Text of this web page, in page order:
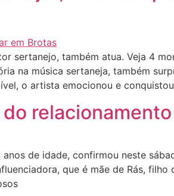
sertanejo, também atua. Veja 4
na música sertaneja, também
o artista emocionou e
relacionamento
anos de idade, confirmou neste
que é mãe de Rás,